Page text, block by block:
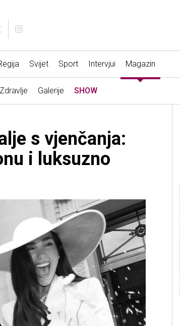
Svijet Sport Intervjui Magazin
Galerije SHOW
s vjenčanja:
i luksuzno